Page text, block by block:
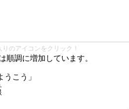
のアイコンをクリック！
順調に増加しています。
うこう」